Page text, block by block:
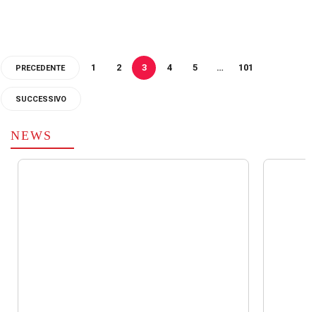
PRECEDENTE 1 2 3 4 5 … 101
SUCCESSIVO
NEWS